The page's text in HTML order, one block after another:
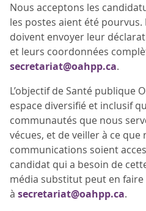
Nous acceptons les
les postes aient été
doivent envoyer leur
et leurs coordonnées
secretariat@oahpp.ca.
L’objectif de Santé publique
espace diversifié et inclusif
communautés que nous
vécues, et de veiller à ce que
communications soient
candidat qui a besoin de
média substitut peut en
à secretariat@oahpp.ca.